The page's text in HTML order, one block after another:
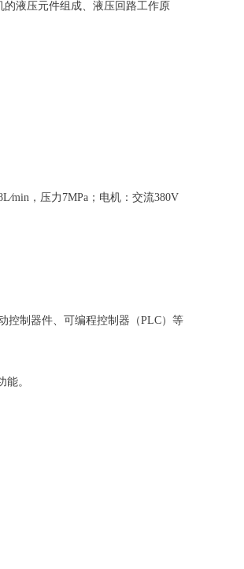
液压元件组成、液压回路工作原
，压力7MPa；电机：交流380V
控制器件、可编程控制器（PLC）等
。